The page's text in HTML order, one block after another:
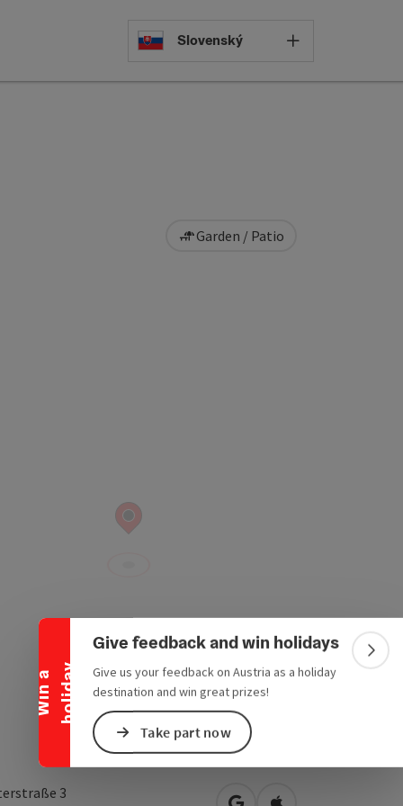
W
i
n
a
h
o
l
i
d
a y
Collapse banner Give feedback and win holidays
Give us your feedback on Austria as a holiday
destination and win great prizes!
Take part now
Select
Slovenský
3
Garden / Patio